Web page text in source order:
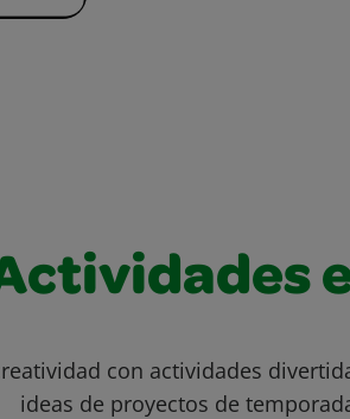
con actividades
ideas de proyectos de